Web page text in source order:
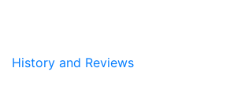
History and Reviews